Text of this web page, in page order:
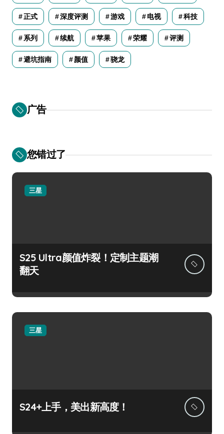
正式 深度评测 游戏 电视 科技
系列 续航 苹果 荣耀 评测
避坑指南 颜值 骁龙
广告
您错过了
三星
S25 Ultra颜值炸裂！定制主题潮
翻天
三星
S24+上手，美出新高度！